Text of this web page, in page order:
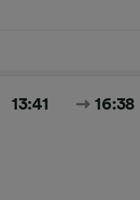
13:41 16:38